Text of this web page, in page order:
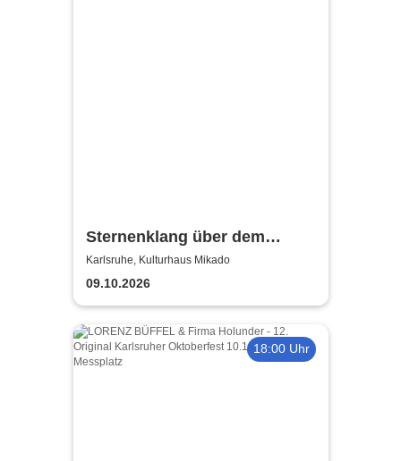
Sternenklang über dem
Atlantik - Oliver Jaeger,
Gitarre und Symphonetta
Karlsruhe, Kulturhaus Mikado
09.10.2026
18:00 Uhr